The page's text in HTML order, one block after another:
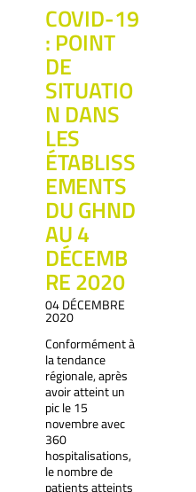
COVID-19
: POINT
DE
SITUATIO
N DANS
LES
ÉTABLISS
EMENTS
DU GHND
AU 4
DÉCEMB
RE 2020
04 DÉCEMBRE
2020
Conformément à
la tendance
régionale, après
avoir atteint un
pic le 15
novembre avec
360
hospitalisations,
le nombre de
patients atteints